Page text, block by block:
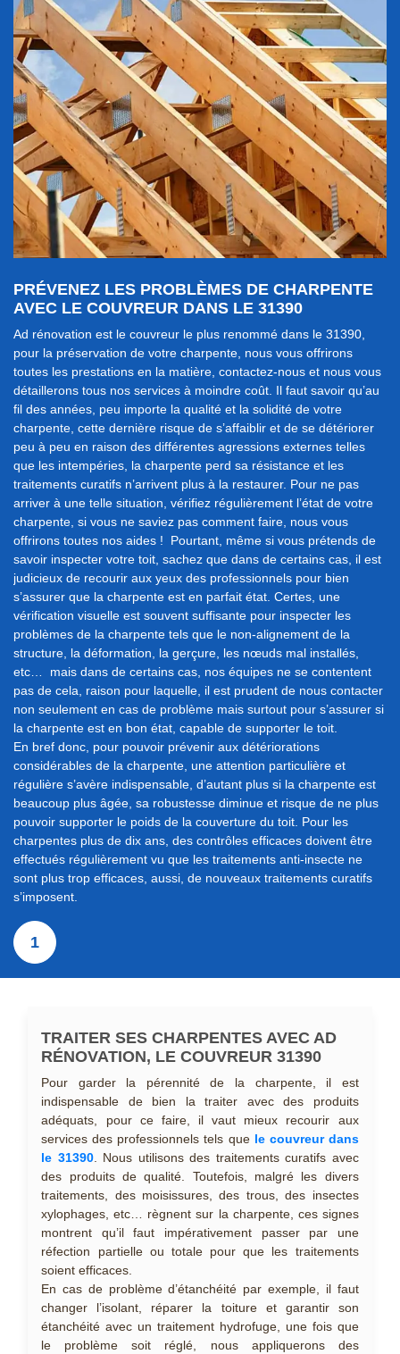
PRÉVENEZ LES PROBLÈMES DE CHARPENTE
AVEC LE COUVREUR DANS LE 31390
Ad rénovation est le couvreur le plus renommé dans le 31390,
pour la préservation de votre charpente, nous vous offrirons
toutes les prestations en la matière, contactez-nous et nous vous
détaillerons tous nos services à moindre coût. Il faut savoir qu’au
fil des années, peu importe la qualité et la solidité de votre
charpente, cette dernière risque de s’affaiblir et de se détériorer
peu à peu en raison des différentes agressions externes telles
que les intempéries, la charpente perd sa résistance et les
traitements curatifs n’arrivent plus à la restaurer. Pour ne pas
arriver à une telle situation, vérifiez régulièrement l’état de votre
charpente, si vous ne saviez pas comment faire, nous vous
offrirons toutes nos aides ! Pourtant, même si vous prétends de
savoir inspecter votre toit, sachez que dans de certains cas, il est
judicieux de recourir aux yeux des professionnels pour bien
s’assurer que la charpente est en parfait état. Certes, une
vérification visuelle est souvent suffisante pour inspecter les
problèmes de la charpente tels que le non-alignement de la
structure, la déformation, la gerçure, les nœuds mal installés,
etc… mais dans de certains cas, nos équipes ne se contentent
pas de cela, raison pour laquelle, il est prudent de nous contacter
non seulement en cas de problème mais surtout pour s’assurer si
la charpente est en bon état, capable de supporter le toit.
En bref donc, pour pouvoir prévenir aux détériorations
considérables de la charpente, une attention particulière et
régulière s’avère indispensable, d’autant plus si la charpente est
beaucoup plus âgée, sa robustesse diminue et risque de ne plus
pouvoir supporter le poids de la couverture du toit. Pour les
charpentes plus de dix ans, des contrôles efficaces doivent être
effectués régulièrement vu que les traitements anti-insecte ne
sont plus trop efficaces, aussi, de nouveaux traitements curatifs
s’imposent.
1
TRAITER SES CHARPENTES AVEC AD
RÉNOVATION, LE COUVREUR 31390
Pour garder la pérennité de la charpente, il est
indispensable de bien la traiter avec des produits
adéquats, pour ce faire, il vaut mieux recourir aux
services des professionnels tels que le couvreur dans
le 31390. Nous utilisons des traitements curatifs avec
des produits de qualité. Toutefois, malgré les divers
traitements, des moisissures, des trous, des insectes
xylophages, etc… règnent sur la charpente, ces signes
montrent qu’il faut impérativement passer par une
réfection partielle ou totale pour que les traitements
soient efficaces.
En cas de problème d’étanchéité par exemple, il faut
changer l’isolant, réparer la toiture et garantir son
étanchéité avec un traitement hydrofuge, une fois que
le problème soit réglé, nous appliquerons des